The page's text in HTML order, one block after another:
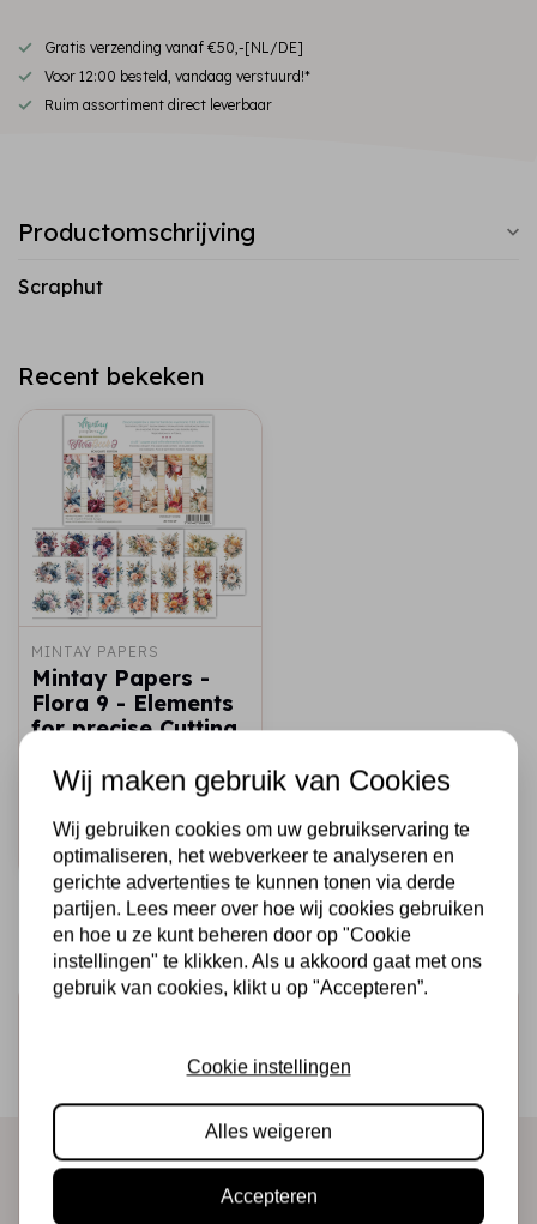
Gratis verzending vanaf €50,-[NL/DE]
Voor 12:00 besteld, vandaag verstuurd!*
Ruim assortiment direct leverbaar
Productomschrijving
Scraphut
Recent bekeken
MINTAY PAPERS
Mintay Papers -
Flora 9 - Elements
for precise Cutting
€9,95 Op voorraad
Snel toevoegen
Ontvang als eerste onze actie en nieuwe producten
Wij maken gebruik van Cookies
Wij gebruiken cookies om uw gebruikservaring te
optimaliseren, het webverkeer te analyseren en
gerichte advertenties te kunnen tonen via derde
partijen. Lees meer over hoe wij cookies gebruiken
en hoe u ze kunt beheren door op "Cookie
instellingen" te klikken. Als u akkoord gaat met ons
gebruik van cookies, klikt u op "Accepteren”.
Cookie instellingen
Alles weigeren
Accepteren